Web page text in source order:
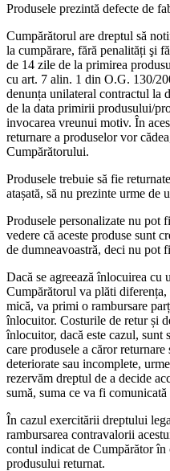
Produsele prezintă defecte de
Cumpărătorul are dreptul să
la cumpărare, fără penalități şi
de 14 zile de la primirea
cu art. 7 alin. 1 din O.G. 130/
denunța unilateral contractul la
de la data primirii produsului/
invocarea vreunui motiv. În
returnare a produselor vor
Cumpărătorului.
Produsele trebuie să fie
atașată, să nu prezinte urme de
Produsele personalizate nu pot
vedere că aceste produse sunt
de dumneavoastră, deci nu pot
Dacă se agreează înlocuirea cu
Cumpărătorul va plăti diferența,
mică, va primi o rambursare
înlocuitor. Costurile de retur și
înlocuitor, dacă este cazul, sunt
care produsele a căror
deteriorate sau incomplete,
rezervăm dreptul de a decide
sumă, suma ce va fi
În cazul exercitării dreptului
rambursarea contravalorii
contul indicat de Cumpărător
produsului returnat.